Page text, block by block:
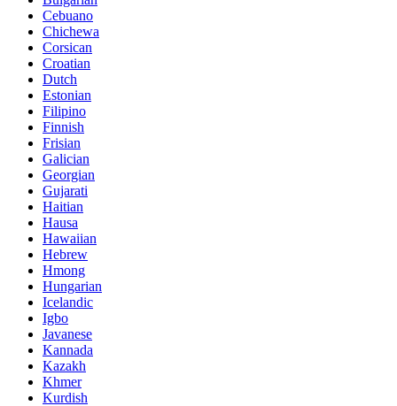
Cebuano
Chichewa
Corsican
Croatian
Dutch
Estonian
Filipino
Finnish
Frisian
Galician
Georgian
Gujarati
Haitian
Hausa
Hawaiian
Hebrew
Hmong
Hungarian
Icelandic
Igbo
Javanese
Kannada
Kazakh
Khmer
Kurdish